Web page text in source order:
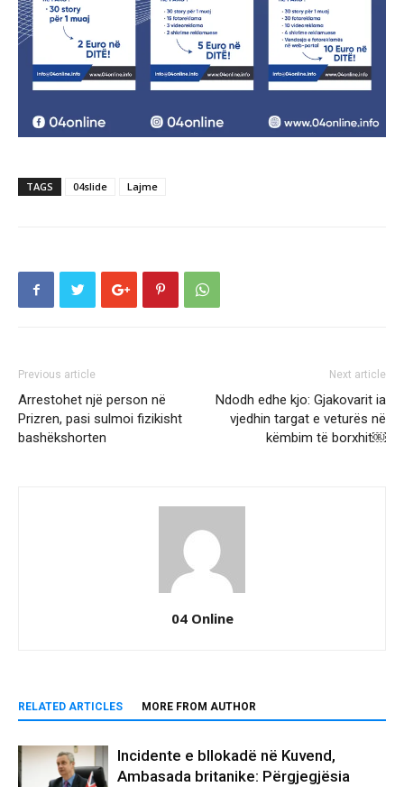
TAGS 04slide Lajme
Previous article
Arrestohet një person në
Prizren, pasi sulmoi fizikisht
bashëkshorten
Next article
Ndodh edhe kjo: Gjakovarit ia
vjedhin targat e veturës në
këmbim të borxhit￼
04 Online
RELATED ARTICLES MORE FROM AUTHOR
Incidente e bllokadë në Kuvend,
Ambasada britanike: Përgjegjësia